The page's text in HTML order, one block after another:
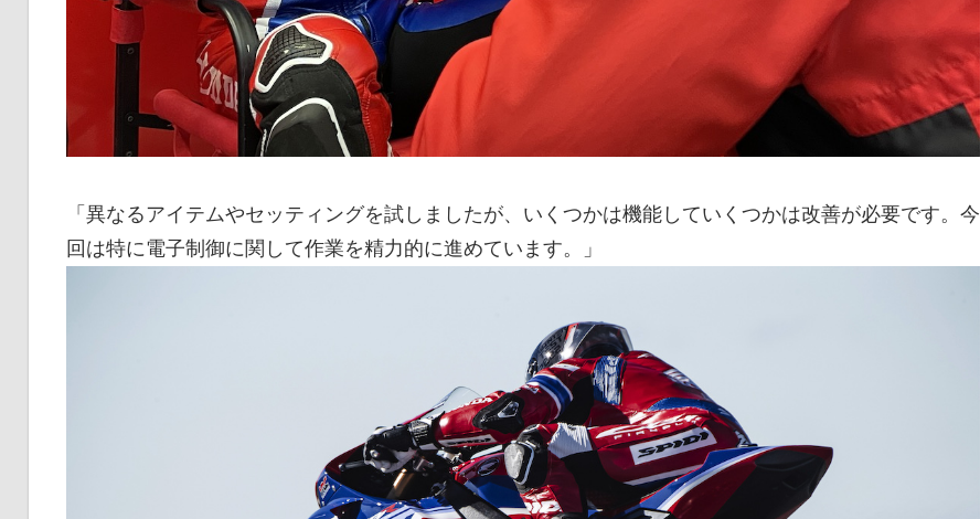
「異なるアイテムやセッティングを試しましたが、いくつかは機能していくつかは改善が必要です。今
回は特に電子制御に関して作業を精力的に進めています。」